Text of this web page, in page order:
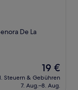
De La
Der
Preis
beträgt
19 €
Steuern & Gebühren
7. Aug.–8. Aug.